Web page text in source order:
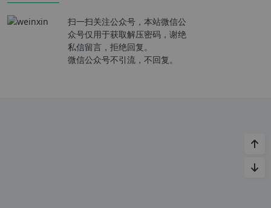
扫一扫关注公众号，本站微信公
众号仅用于获取解压密码，谢绝
私信留言，拒绝回复。
微信公众号不引流，不回复。